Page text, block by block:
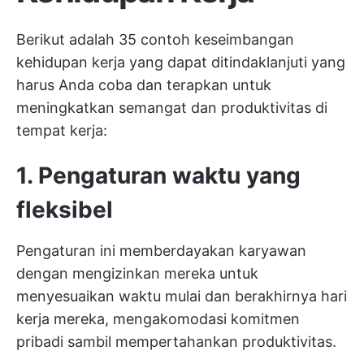
Berikut adalah 35 contoh keseimbangan
kehidupan kerja yang dapat ditindaklanjuti yang
harus Anda coba dan terapkan untuk
meningkatkan semangat dan produktivitas di
tempat kerja:
1. Pengaturan waktu yang
fleksibel
Pengaturan ini memberdayakan karyawan
dengan mengizinkan mereka untuk
menyesuaikan waktu mulai dan berakhirnya hari
kerja mereka, mengakomodasi komitmen
pribadi sambil mempertahankan produktivitas.